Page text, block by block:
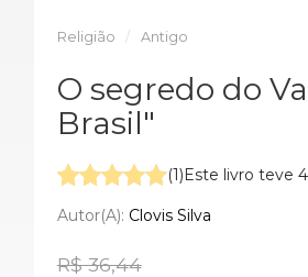
Religião Antigo
O segredo do
Brasil"
(1)Este livro teve
Autor(a): Clovis Silva
R$ 36,44